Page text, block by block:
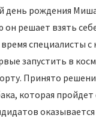
день рождения
он решает взять
специалисты с
запустить в
Принято
которая